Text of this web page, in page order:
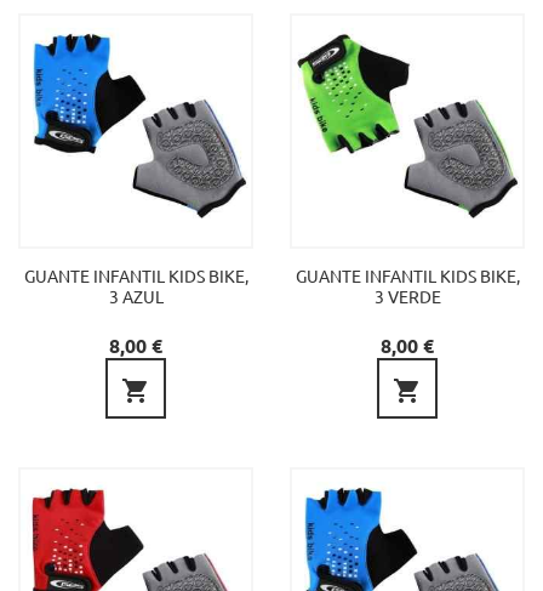
GUANTE INFANTIL KIDS BIKE,
3 AZUL
Precio
8,00 €

GUANTE INFANTIL KIDS BIKE,
3 VERDE
Precio
8,00 €
